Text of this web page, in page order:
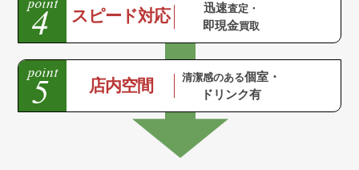
スピード対応 迅速査定・
即現金買取
店内空間 清潔感のある個室・
ドリンク有